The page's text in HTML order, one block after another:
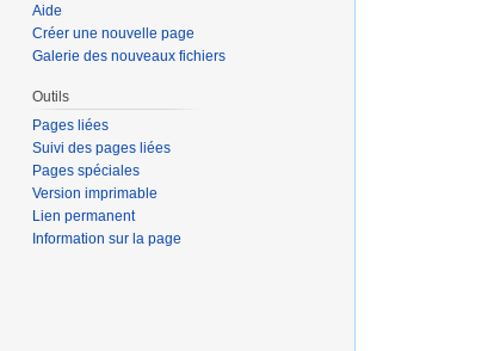
Aide
Créer une nouvelle page
Galerie des nouveaux fichiers
Outils
Pages liées
Suivi des pages liées
Pages spéciales
Version imprimable
Lien permanent
Information sur la page